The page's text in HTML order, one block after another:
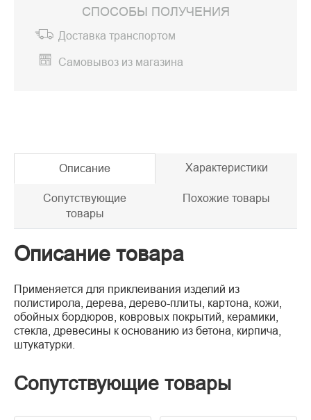
СПОСОБЫ ПОЛУЧЕНИЯ
Доставка транспортом
Самовывоз из магазина
Описание Характеристики
Сопутствующие
товары
Похожие товары
Описание товара
Применяется для приклеивания изделий из
полистирола, дерева, дерево-плиты, картона, кожи,
обойных бордюров, ковровых покрытий, керамики,
стекла, древесины к основанию из бетона, кирпича,
штукатурки.
Сопутствующие товары